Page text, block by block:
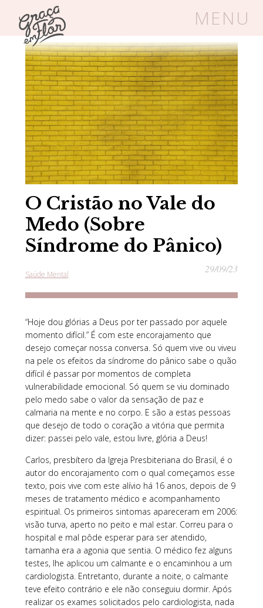
MENU
Um espaço seguro onde mulheres
cristãs podem florescer em Cristo
Livros Carrinho Login
BLOG
SOBRE
FRUTÍFERAS
Home/Blog
O Cristão no Vale do
Medo (Sobre
Síndrome do Pânico)
Saúde Mental 29/09/23
“Hoje dou glórias a Deus por ter passado por aquele
momento difícil.” É com este encorajamento que
desejo começar nossa conversa. Só quem vive ou viveu
na pele os efeitos da síndrome do pânico sabe o quão
difícil é passar por momentos de completa
vulnerabilidade emocional. Só quem se viu dominado
pelo medo sabe o valor da sensação de paz e
calmaria na mente e no corpo. E são a estas pessoas
que desejo de todo o coração a vitória que permita
dizer: passei pelo vale, estou livre, glória a Deus!
Carlos, presbítero da Igreja Presbiteriana do Brasil, é o
autor do encorajamento com o qual começamos esse
texto, pois vive com este alívio há 16 anos, depois de 9
meses de tratamento médico e acompanhamento
espiritual. Os primeiros sintomas apareceram em 2006:
visão turva, aperto no peito e mal estar. Correu para o
hospital e mal pôde esperar para ser atendido,
tamanha era a agonia que sentia. O médico fez alguns
testes, lhe aplicou um calmante e o encaminhou a um
cardiologista. Entretanto, durante a noite, o calmante
teve efeito contrário e ele não conseguiu dormir. Após
realizar os exames solicitados pelo cardiologista, nada